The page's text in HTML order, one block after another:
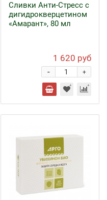
Сливки Анти-Стресс с
дигидрокверцетином
«Амарант», 80 мл
1 620 руб
+
-